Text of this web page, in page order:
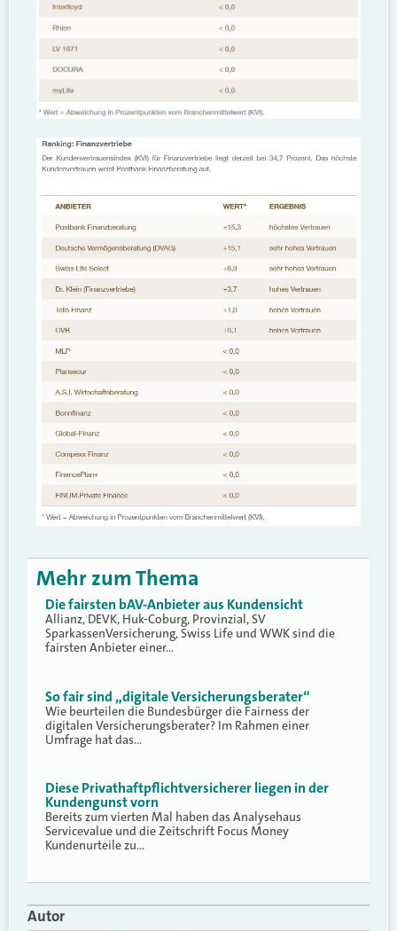
Mehr zum Thema
Die fairsten bAV-Anbieter aus Kundensicht
Allianz, DEVK, Huk-Coburg, Provinzial, SV
SparkassenVersicherung, Swiss Life und WWK sind die
fairsten Anbieter einer…
So fair sind „digitale Versicherungsberater“
Wie beurteilen die Bundesbürger die Fairness der
digitalen Versicherungsberater? Im Rahmen einer
Umfrage hat das…
Diese Privathaftpflichtversicherer liegen in der
Kundengunst vorn
Bereits zum vierten Mal haben das Analysehaus
Servicevalue und die Zeitschrift Focus Money
Kundenurteile zu…
Autor